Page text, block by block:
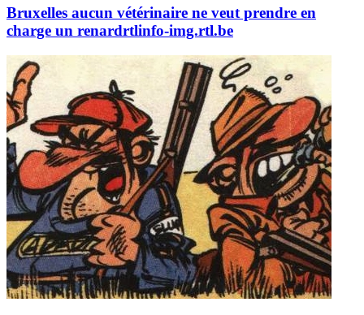
Bruxelles aucun vétérinaire ne veut prendre en
charge un renardrtlinfo-img.rtl.be